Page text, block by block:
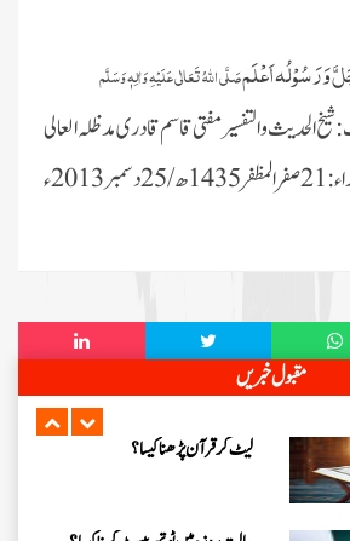
وَرَسُوْلُہ اَعْلَمصَلَّی اللّٰہُ تَعَالٰی عَلَیْہِ وَاٰلِہٖ وَسَلَّم
الحدیث و التفسیر مفتی قاسم قادری مدظلہ العالی
ء
مقبول خبریں
لیٹ کر قرآن پڑھنا کیسا ؟‎